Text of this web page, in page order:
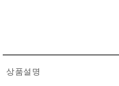
상품설명